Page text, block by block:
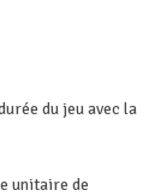
du jeu avec la
unitaire de